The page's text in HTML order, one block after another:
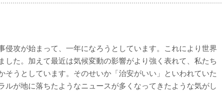
侵攻が始まって、一年になろうとしています。これにより世界
した。加えて最近は気候変動の影響がより強く表れて、私たち
そうとしています。そのせいか「治安がいい」といわれていた
ルが地に落ちたようなニュースが多くなってきたような気がし